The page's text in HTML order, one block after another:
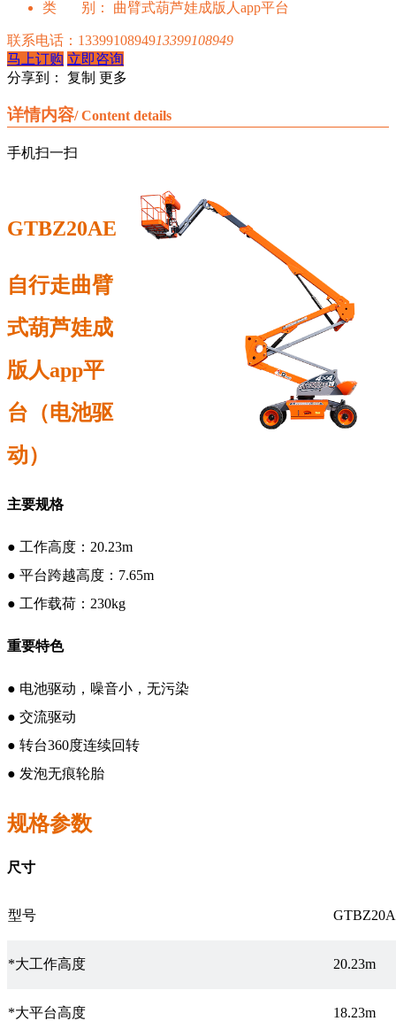
类 别： 曲臂式葫芦娃成版人app平台
联系电话： 1339910894913399108949
马上订购 立即咨询
分享到：
复制 更多
详情内容/ Content details
手机扫一扫
GTBZ20AE
自行走曲臂
式葫芦娃成
版人app平
台（电池驱
动）
主要规格
● 工作高度： 20.23m
● 平台跨越高度：7.65m
● 工作载荷： 230kg
重要特色
● 电池驱动，噪音小，无污染
● 交流驱动
● 转台360度连续回转
● 发泡无痕轮胎
规格参数
尺寸
型号
*大工作高度 20.23m
*大平台高度 18.23m